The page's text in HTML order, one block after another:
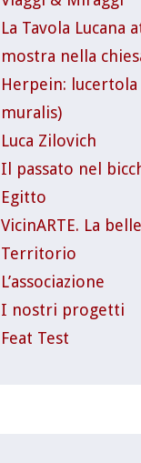
La Tavola Lucana
mostra nella
Herpein:
muralis)
Luca Zilovich
Il passato nel
Egitto
VicinARTE. La
Territorio
L’associazione
I nostri progetti
Feat Test